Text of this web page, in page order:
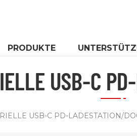
PRODUKTE
USB-C
USB-C PD-LADESTATION/